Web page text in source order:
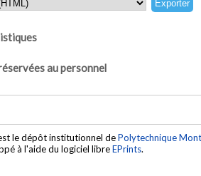
au personnel
le dépôt institutionnel dePolytechnique
à l'aide du logiciel libreEPrints.